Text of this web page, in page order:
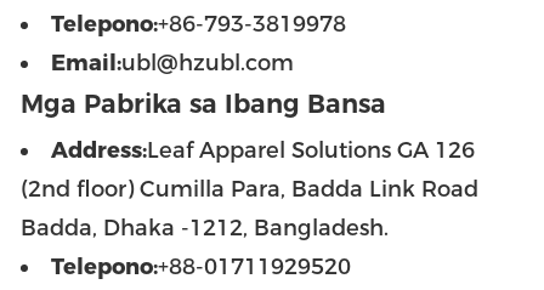
Telepono:+86-793-3819978
Email:ubl@hzubl.com
Mga Pabrika sa Ibang Bansa
Address:Leaf Apparel Solutions GA 126
(2nd floor) Cumilla Para, Badda Link Road
Badda, Dhaka -1212, Bangladesh.
Telepono:+88-01711929520